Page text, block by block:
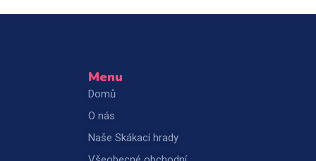
Menu
Domů
O nás
Naše Skákací hrady